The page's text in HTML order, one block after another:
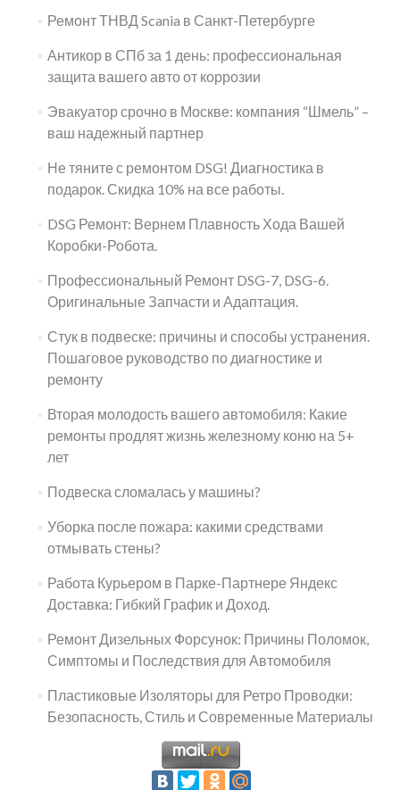
Ремонт ТНВД Scania в Санкт-Петербурге
Антикор в СПб за 1 день: профессиональная
защита вашего авто от коррозии
Эвакуатор срочно в Москве: компания “Шмель” –
ваш надежный партнер
Не тяните с ремонтом DSG! Диагностика в
подарок. Скидка 10% на все работы.
DSG Ремонт: Вернем Плавность Хода Вашей
Коробки-Робота.
Профессиональный Ремонт DSG-7, DSG-6.
Оригинальные Запчасти и Адаптация.
Стук в подвеске: причины и способы устранения.
Пошаговое руководство по диагностике и
ремонту
Вторая молодость вашего автомобиля: Какие
ремонты продлят жизнь железному коню на 5+
лет
Подвеска сломалась у машины?
Уборка после пожара: какими средствами
отмывать стены?
Работа Курьером в Парке-Партнере Яндекс
Доставка: Гибкий График и Доход.
Ремонт Дизельных Форсунок: Причины Поломок,
Симптомы и Последствия для Автомобиля
Пластиковые Изоляторы для Ретро Проводки:
Безопасность, Стиль и Современные Материалы